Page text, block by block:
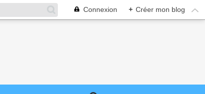
Connexion + Créer mon blog